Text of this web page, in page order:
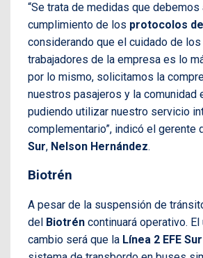
“Se trata de medidas que debemos
cumplimiento de los protocolos
considerando que el cuidado de
trabajadores de la empresa es lo
por lo mismo, solicitamos la
nuestros pasajeros y la comunidad
pudiendo utilizar nuestro servicio
complementario”, indicó el gerente
Sur, Nelson Hernández.
Biotrén
A pesar de la suspensión de
del Biotrén continuará operativo. El
cambio será que la Línea 2 EFE Sur